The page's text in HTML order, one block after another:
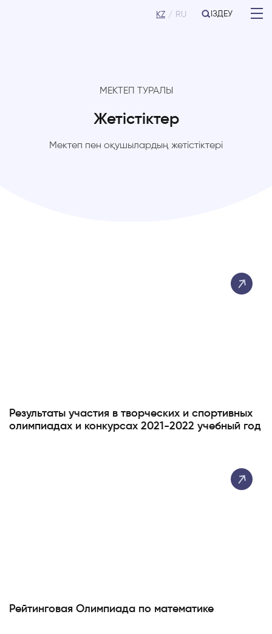
KZ RU ІЗДЕУ
МЕКТЕП ТУРАЛЫ
Жетістіктер
Мектеп пен оқушылардың жетістіктері
Результаты участия в творческих и спортивных
олимпиадах и конкурсах 2021-2022 учебный год
Рейтинговая Олимпиада по математике